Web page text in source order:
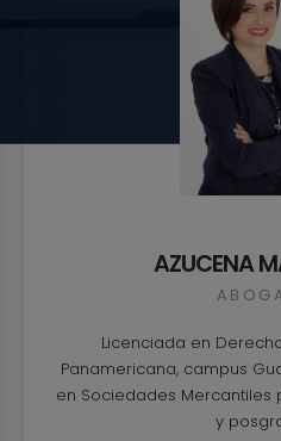
AZUCENA
Licenciada en
Panamericana, campus
en Sociedades Mercantiles
y